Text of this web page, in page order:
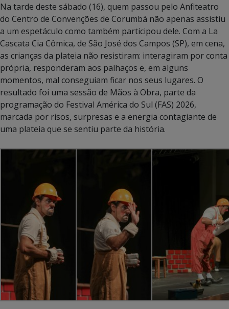
Na tarde deste sábado (16), quem passou pelo Anfiteatro
do Centro de Convenções de Corumbá não apenas assistiu
a um espetáculo como também participou dele. Com a La
Cascata Cia Cômica, de São José dos Campos (SP), em cena,
as crianças da plateia não resistiram: interagiram por conta
própria, responderam aos palhaços e, em alguns
momentos, mal conseguiam ficar nos seus lugares. O
resultado foi uma sessão de Mãos à Obra, parte da
programação do Festival América do Sul (FAS) 2026,
marcada por risos, surpresas e a energia contagiante de
uma plateia que se sentiu parte da história.